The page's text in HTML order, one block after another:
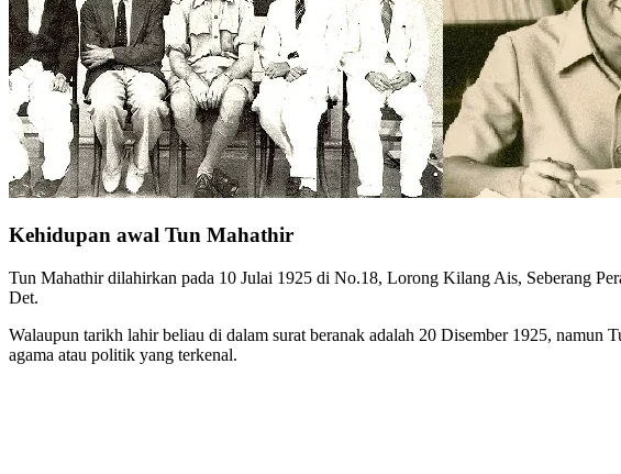
Kehidupan awal Tun Mahathir
Tun Mahathir dilahirkan pada 10 Julai 1925 di No.18, Lorong Kilang Ais, Seberang
Det.
Walaupun tarikh lahir beliau di dalam surat beranak adalah 20 Disember 1925, namun
agama atau politik yang terkenal.